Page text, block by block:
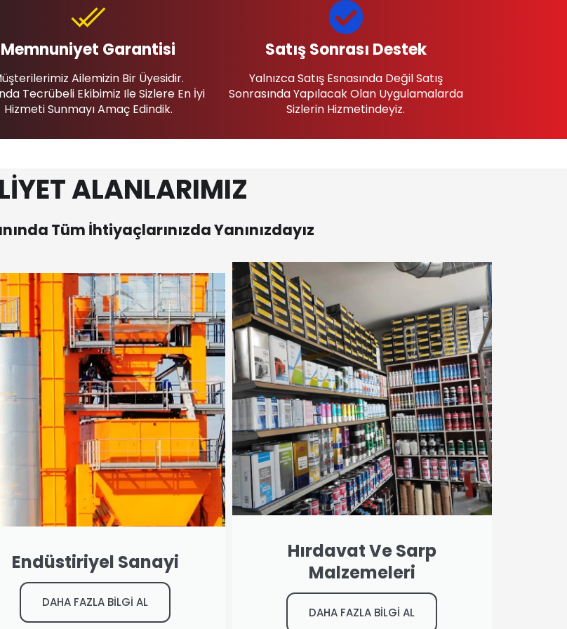
Memnuniyet Garantisi
Ailemizin Bir Üyesidir.
Tecrübeli Ekibimiz Ile Sizlere En İyi
Hizmeti Sunmayı Amaç Edindik.
Satış Sonrası Destek
Yalnızca Satış Esnasında Değil Satış
Sonrasında Yapılacak Olan Uygulamalarda
Sizlerin Hizmetindeyiz.
ALANLARIMIZ
Tüm İhtiyaçlarınızda Yanınızdayız
Endüstiriyel Sanayi
DAHA FAZLA BİLGİ AL
Hırdavat Ve Sarp
Malzemeleri
DAHA FAZLA BİLGİ AL